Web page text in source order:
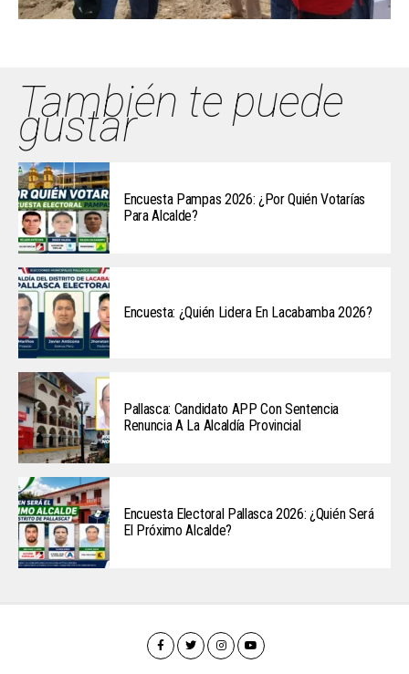
También te puede
gustar
Encuesta Pampas 2026: ¿Por Quién Votarías
Para Alcalde?
Encuesta: ¿Quién Lidera En Lacabamba 2026?
Pallasca: Candidato APP Con Sentencia
Renuncia A La Alcaldía Provincial
Encuesta Electoral Pallasca 2026: ¿Quién Será
El Próximo Alcalde?